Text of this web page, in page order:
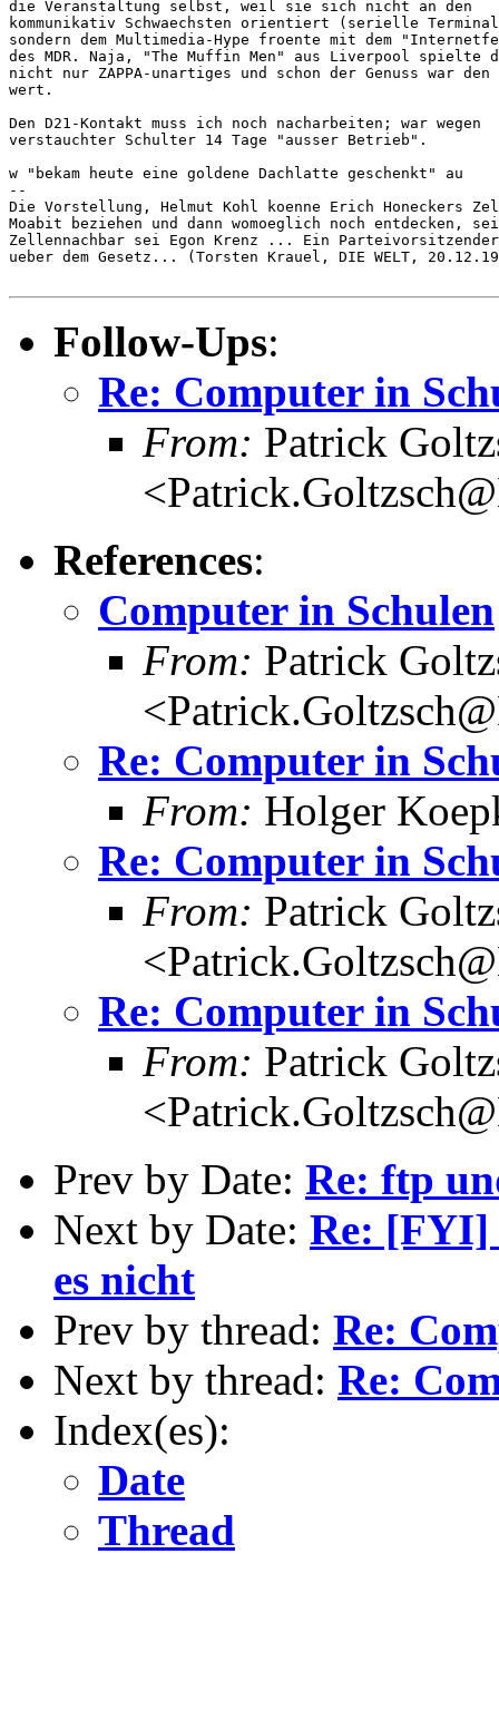
die Veranstaltung selbst, weil sie sich nicht an den
kommunikativ Schwaechsten orientiert (serielle
sondern dem Multimedia-Hype froente mit dem
des MDR. Naja, "The Muffin Men" aus Liverpool spielte
nicht nur ZAPPA-unartiges und schon der Genuss war den
wert.
Den D21-Kontakt muss ich noch nacharbeiten; war wegen
verstauchter Schulter 14 Tage "ausser Betrieb".
w "bekam heute eine goldene Dachlatte geschenkt" au
--
Die Vorstellung, Helmut Kohl koenne Erich Honeckers
Moabit beziehen und dann womoeglich noch entdecken,
Zellennachbar sei Egon Krenz ... Ein
ueber dem Gesetz... (Torsten Krauel, DIE WELT,
Follow-Ups:
Re: Computer in
From: Patrick
References:
Computer in Schulen
From: Patrick
Re: Computer in
From: Holger
Re: Computer in
From: Patrick
Re: Computer in
From: Patrick
Prev by Date: Re: ftp
Next by Date: Re: [FYI]
es nicht
Prev by thread: Re:
Next by thread: Re:
Index(es):
Date
Thread